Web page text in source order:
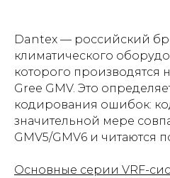
Dantex — российский
климатического
которого производятся
Gree GMV. Это
кодирования ошибок:
значительной мере
GMV5/GMV6 и читаются
Основные серии VRF-